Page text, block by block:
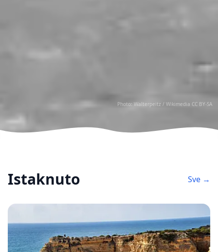
Photo: Walterpeitz / Wikimedia CC BY-SA
Istaknuto Sve →